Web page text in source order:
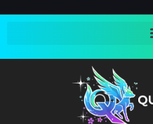
Bondage (ทาส)(1)
(1)
2001
1997
1993
1991